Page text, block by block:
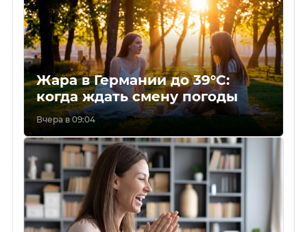
Жара в Германии до 39°C:
когда ждать смену погоды
Вчера в 09:04